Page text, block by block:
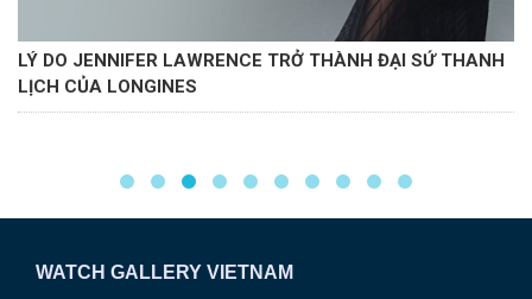
LÝ DO JENNIFER LAWRENCE TRỞ THÀNH ĐẠI SỨ THANH
LỊCH CỦA LONGINES
WATCH GALLERY VIETNAM